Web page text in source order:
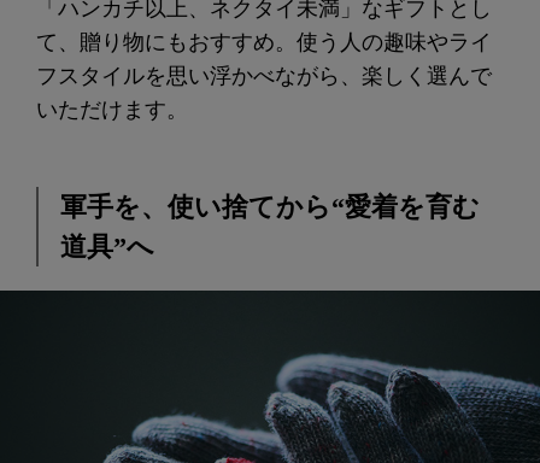
「ハンカチ以上、ネクタイ未満」なギフトとし
て、贈り物にもおすすめ。使う人の趣味やライ
フスタイルを思い浮かべながら、楽しく選んで
いただけます。
軍手を、使い捨てから“愛着を育む
道具”へ